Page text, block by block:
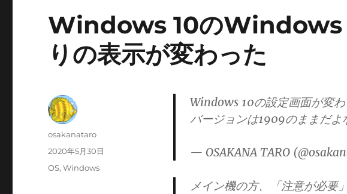
Windows 10のWindows
りの表示が変わった
Windows 10の設定画面が変
バージョンは1909のままだよ
— OSAKANA TARO
メイン機の方、「注意が必要
投
osakanataro
投
2020年5月30日
カ
OS,Windows